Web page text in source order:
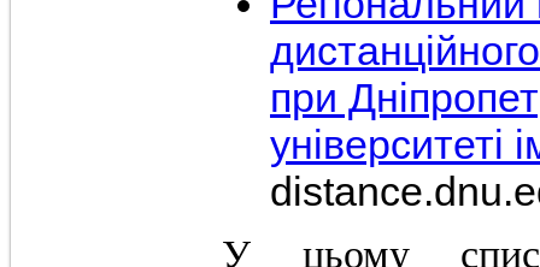
при
університеті
У цьому